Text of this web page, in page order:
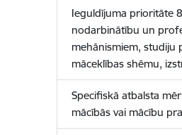
Ieguldījuma prioritāte
nodarbinātību un
mehānismiem,
māceklības shēmu,
Specifiskā atbalsta
mācībās vai mācību